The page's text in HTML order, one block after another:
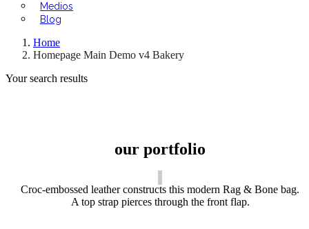
Medios
Blog
Home
Homepage Main Demo v4 Bakery
Your search results
our portfolio
Croc-embossed leather constructs this modern Rag & Bone bag.
A top strap pierces through the front flap.